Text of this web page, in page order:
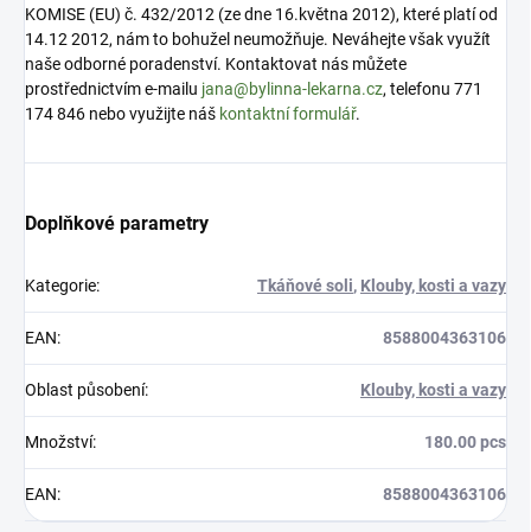
KOMISE (EU) č. 432/2012 (ze dne 16.května 2012), které platí od
14.12 2012, nám to bohužel neumožňuje. Neváhejte však využít
naše odborné poradenství. Kontaktovat nás můžete
prostřednictvím e-mailu jana@bylinna-lekarna.cz, telefonu 771
174 846 nebo využijte náš kontaktní formulář.
Doplňkové parametry
Kategorie: Tkáňové soli, Klouby, kosti a vazy
EAN: 8588004363106
Oblast působení: Klouby, kosti a vazy
Množství: 180.00 pcs
EAN: 8588004363106